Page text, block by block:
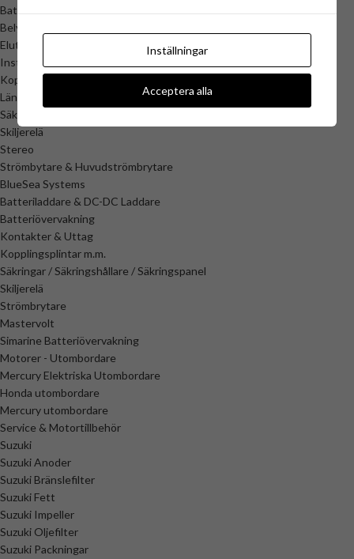
Batteriövervakning
Belysning
Eluttag & Kontakter
Installationsmaterial
Kopplingsplintar
Länspumpar
Säkringsboxar & säkringar
Skiljerelä
Stereo
Strömbytare & Huvudströmbrytare
BlueSea Systems
Batteriladdare & DC-DC Laddare
Batteriövervakning
Kontakter & Uttag
Kopplingsplintar m.m.
Säkringar / Säkringshållare / Säkringspanel
Skiljerelä
Strömbrytare
Mastervolt
Simarine Batteriövervakning
Motorer - Utombordare
Mercury Elektriska Utombordare
Honda utombordare
Mercury utombordare
Service & Motortillbehör
Suzuki
Suzuki Anoder
Suzuki Bränslefilter
Suzuki Fett
Suzuki Impeller
Suzuki Oljefilter
Suzuki Packningar
Inställningar
Acceptera alla